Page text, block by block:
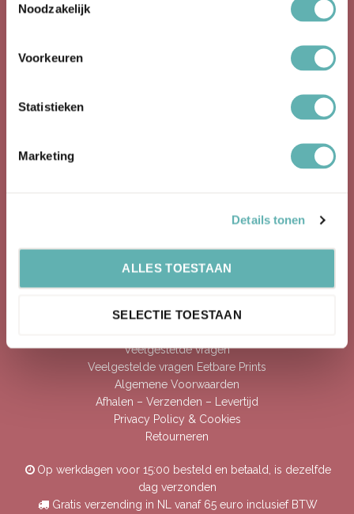
Noodzakelijk
Voorkeuren
Statistieken
Marketing
Details tonen
ALLES TOESTAAN
SELECTIE TOESTAAN
Sprinkles
Klantenservice
Veelgestelde vragen
Veelgestelde vragen Eetbare Prints
Algemene Voorwaarden
Afhalen – Verzenden – Levertijd
Privacy Policy & Cookies
Retourneren
Op werkdagen voor 15:00 besteld en betaald, is dezelfde
dag verzonden
Gratis verzending in NL vanaf 65 euro inclusief BTW